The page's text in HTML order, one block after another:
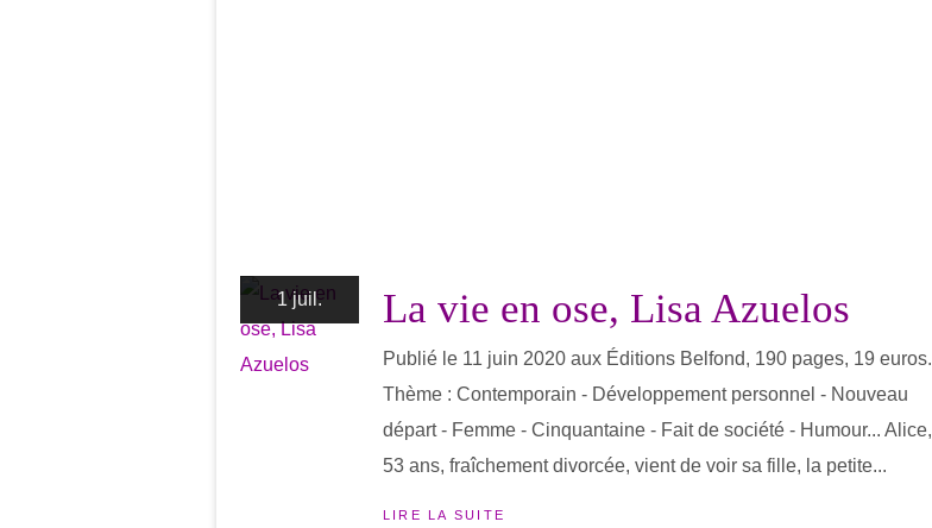
1 juil. La vie en ose, Lisa Azuelos
Publié le 11 juin 2020 aux Éditions Belfond, 190 pages, 19 euros.
Thème : Contemporain - Développement personnel - Nouveau
départ - Femme - Cinquantaine - Fait de société - Humour... Alice,
53 ans, fraîchement divorcée, vient de voir sa fille, la petite...
LIRE LA SUITE